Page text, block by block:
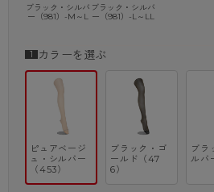
ブラック・シルバ
ー（981）-M～L
ブラック・シルバ
ー（981）-L～LL
カラーを選ぶ
ピュアベージ
ュ・シルバー
（453）
ブラック・ゴ
ールド（47
6）
ブラ
ルバ